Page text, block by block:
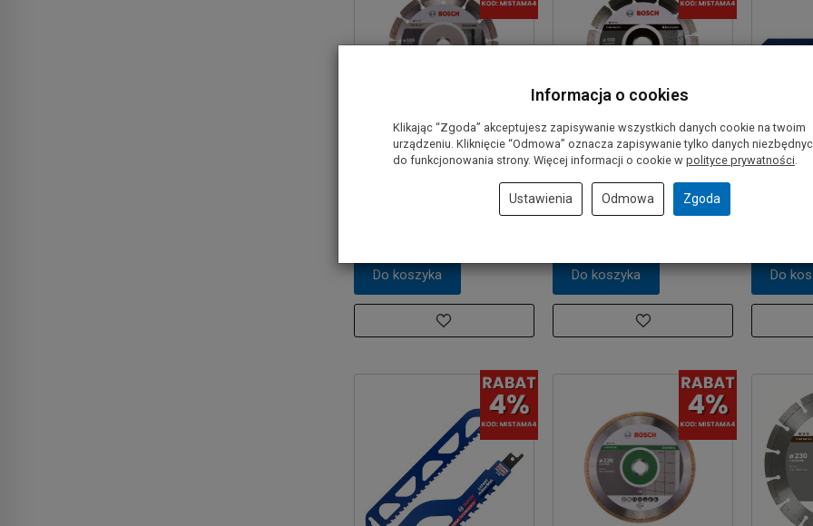
Tarcza diamentowa 180 mm
Do koszyka
Tarcza diamentowa 150 mm
87,00 zł
Do koszyka
2041
Do
Informacja o cookies
Klikając “Zgoda” akceptujesz zapisywanie wszystkich danych cookie na twoim
urządzeniu. Kliknięcie “Odmowa” oznacza zapisywanie tylko danych
do funkcjonowania strony. Więcej informacji o cookie w polityce prywatności.
Ustawienia Odmowa Zgoda